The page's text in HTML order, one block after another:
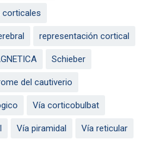
corticales
representación cortical
Schieber
del cautiverio
Vía corticobulbat
Vía piramidal Vía reticular